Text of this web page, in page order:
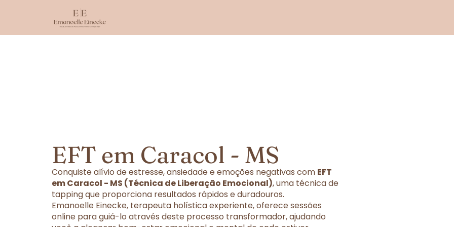
EFT em Caracol - MS
Conquiste alívio de estresse, ansiedade e emoções negativas com EFT
em Caracol - MS (Técnica de Liberação Emocional), uma técnica de
tapping que proporciona resultados rápidos e duradouros.
Emanoelle Einecke, terapeuta holística experiente, oferece sessões
online para guiá-lo através deste processo transformador, ajudando